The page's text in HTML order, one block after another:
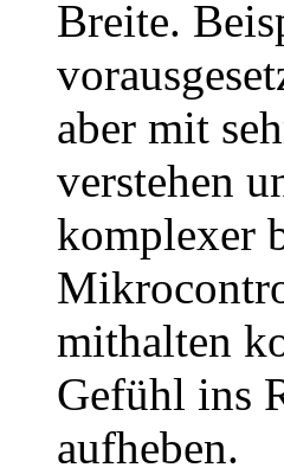
Breite.
aber mit
verstehen
komplexer
mithalten
Gefühl ins
aufheben.